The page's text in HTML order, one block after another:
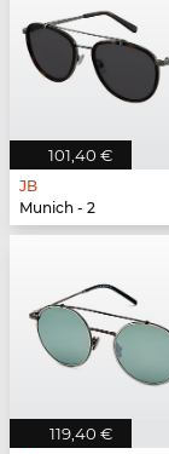
101,40 €
JB
Munich - 2
119,40 €